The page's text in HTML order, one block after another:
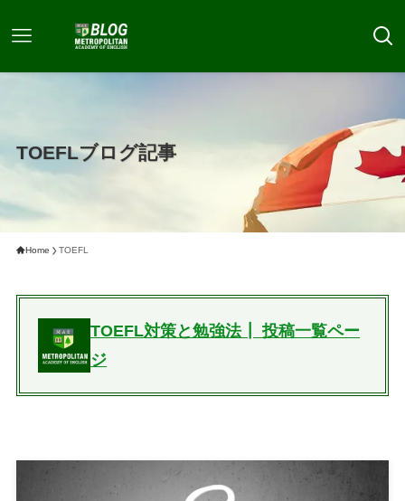
TOEFLブログ記事
Home TOEFL
TOEFL対策と勉強法┃ 投稿一覧ペー
ジ